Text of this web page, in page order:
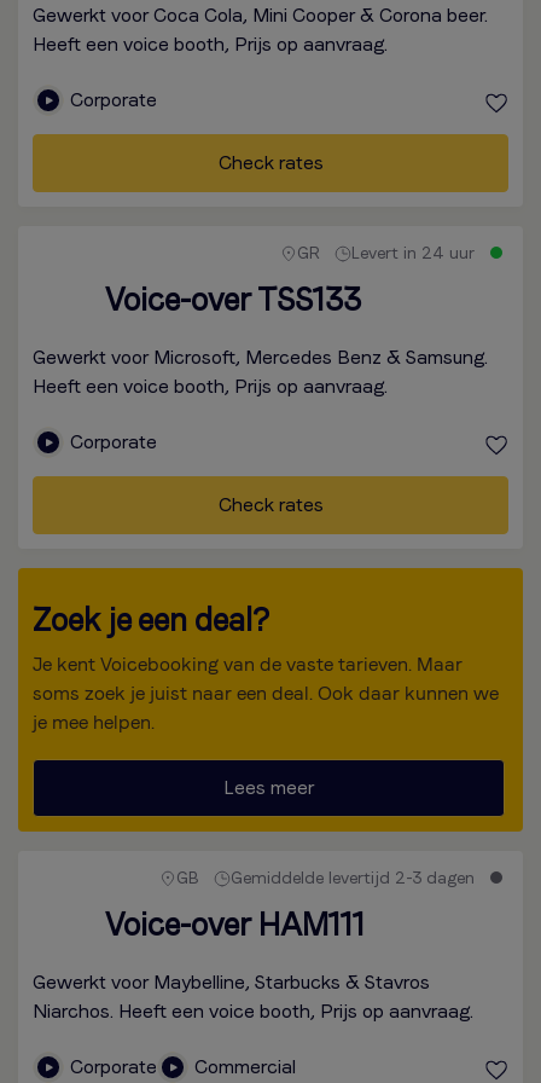
Gewerkt voor Coca Cola, Mini Cooper & Corona beer.
Heeft een voice booth, Prijs op aanvraag.
Corporate
Check rates
GR Levert in 24 uur
Voice-over TSS133
Gewerkt voor Microsoft, Mercedes Benz & Samsung.
Heeft een voice booth, Prijs op aanvraag.
Corporate
Check rates
Zoek je een deal?
Je kent Voicebooking van de vaste tarieven. Maar
soms zoek je juist naar een deal. Ook daar kunnen we
je mee helpen.
Lees meer
GB Gemiddelde levertijd 2-3 dagen
Voice-over HAM111
Gewerkt voor Maybelline, Starbucks & Stavros
Niarchos. Heeft een voice booth, Prijs op aanvraag.
Corporate Commercial